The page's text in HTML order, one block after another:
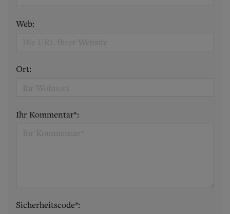
Web:
Ort:
Ihr Kommentar*:
Sicherheitscode*: